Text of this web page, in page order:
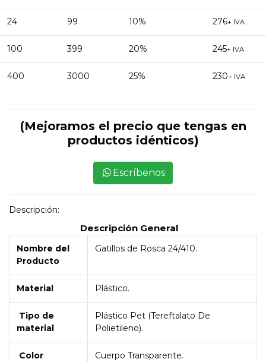
24 99 10% 276+ IVA
100 399 20% 245+ IVA
400 3000 25% 230+ IVA
(Mejoramos el precio que tengas en
productos idénticos)
Escríbenos
Descripción:
Descripción General
Nombre del
Producto
Gatillos de Rosca 24/410.
Material Plástico.
Tipo de
material
Plástico Pet (Tereftalato De
Polietileno).
Color Cuerpo Transparente.